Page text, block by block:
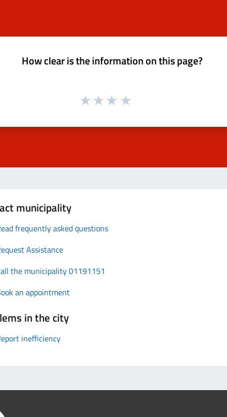
How clear is the information on this page?
municipality
frequently asked questions
Assistance
the municipality 01191151
an appointment
in the city
inefficiency